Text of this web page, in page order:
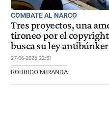
COMBATE AL NARCO
Tres proyectos, una
tironeo por el
busca su ley antibúnker
27-06-2026 22:51
RODRIGO MIRANDA